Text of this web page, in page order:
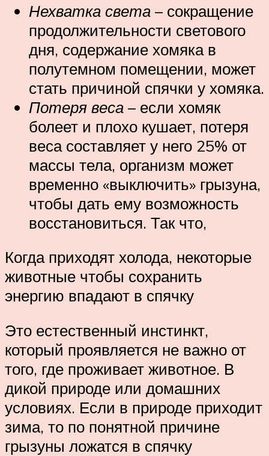
Нехватка света – сокращение
продолжительности светового
дня, содержание хомяка в
полутемном помещении, может
стать причиной спячки у хомяка.
Потеря веса – если хомяк
болеет и плохо кушает, потеря
веса составляет у него 25% от
массы тела, организм может
временно «выключить» грызуна,
чтобы дать ему возможность
восстановиться. Так что,
Когда приходят холода, некоторые
животные чтобы сохранить
энергию впадают в спячку
Это естественный инстинкт,
который проявляется не важно от
того, где проживает животное. В
дикой природе или домашних
условиях. Если в природе приходит
зима, то по понятной причине
грызуны ложатся в спячку